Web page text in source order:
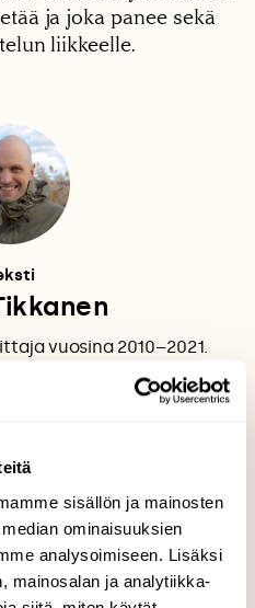
sisällön ja mainosten
ominaisuuksien
analysoimiseen. Lisäksi
mainosalan ja analytiikka-
ja joka panee sekä
liikkeelle.
vuosina 2010–2021.
LUONTO